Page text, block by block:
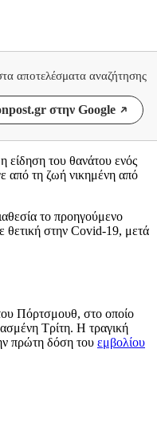
αποτελέσματα αναζήτησης
στην Google
η είδηση του θανάτου ενός
από τη ζωή νικημένη από
το προηγούμενο
θετική στην Covid-19, μετά
Πόρτσμουθ, στο οποίο
Τρίτη. Η τραγική
πρώτη δόση του εμβολίου